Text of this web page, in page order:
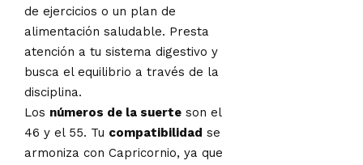
de ejercicios o un plan de
alimentación saludable. Presta
atención a tu sistema digestivo y
busca el equilibrio a través de la
disciplina.
Los números de la suerte son el
46 y el 55. Tu compatibilidad se
armoniza con Capricornio, ya que